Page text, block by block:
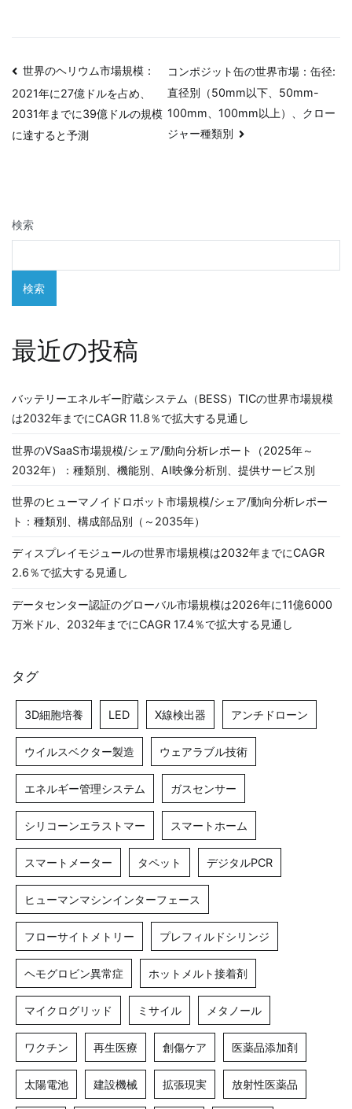
投
稿
ナ
ー
シ
ョ
ン
世界のヘリウム市場規模：
2021年に27億ドルを占め、
2031年までに39億ドルの規模
に達すると予測
コンポジット缶の世界市場：缶径:
直径別（50mm以下、50mm-
100mm、100mm以上）、クロー
ジャー種類別
検索
検索
最近の投稿
バッテリーエネルギー貯蔵システム（BESS）TICの世界市場規模
は2032年までにCAGR 11.8％で拡大する見通し
世界のVSaaS市場規模/シェア/動向分析レポート（2025年～
2032年）：種類別、機能別、AI映像分析別、提供サービス別
世界のヒューマノイドロボット市場規模/シェア/動向分析レポー
ト：種類別、構成部品別（～2035年）
ディスプレイモジュールの世界市場規模は2032年までにCAGR
2.6％で拡大する見通し
データセンター認証のグローバル市場規模は2026年に11億6000
万米ドル、2032年までにCAGR 17.4％で拡大する見通し
タグ
3D細胞培養 LED X線検出器 アンチドローン
ウイルスベクター製造 ウェアラブル技術
エネルギー管理システム ガスセンサー
シリコーンエラストマー スマートホーム
スマートメーター タペット デジタルPCR
ヒューマンマシンインターフェース
フローサイトメトリー プレフィルドシリンジ
ヘモグロビン異常症 ホットメルト接着剤
マイクログリッド ミサイル メタノール
ワクチン 再生医療 創傷ケア 医薬品添加剤
太陽電池 建設機械 拡張現実 放射性医薬品